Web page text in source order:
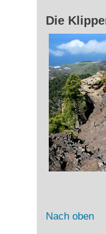
Die
Nach oben